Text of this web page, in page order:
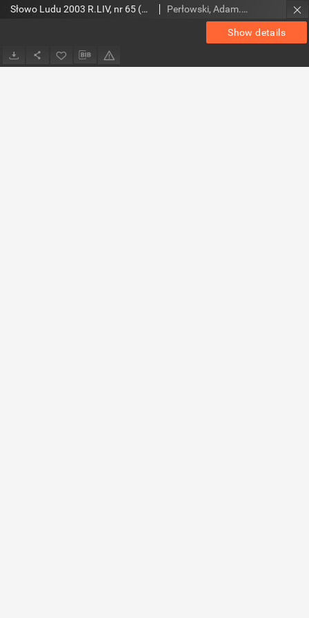
Show details
Słowo Ludu 2003 R.LIV, nr 65 (Ponidzie, Jędrzejów, Włoszczowa, Sandomierz, Staszów, Opatów) Perłowski, Adam. Red.